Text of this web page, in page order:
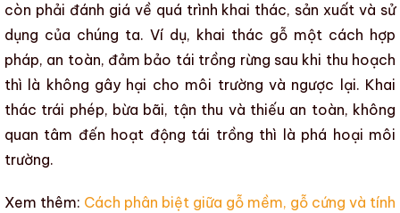
còn phải đánh giá về quá trình khai thác, sản xuất và sử
dụng của chúng ta. Ví dụ, khai thác gỗ một cách hợp
pháp, an toàn, đảm bảo tái trồng rừng sau khi thu hoạch
thì là không gây hại cho môi trường và ngược lại. Khai
thác trái phép, bừa bãi, tận thu và thiếu an toàn, không
quan tâm đến hoạt động tái trồng thì là phá hoại môi
trường.
Xem thêm: Cách phân biệt giữa gỗ mềm, gỗ cứng và tính